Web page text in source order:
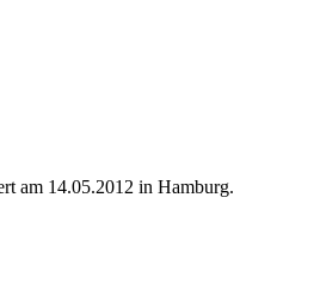
am 14.05.2012 in Hamburg.